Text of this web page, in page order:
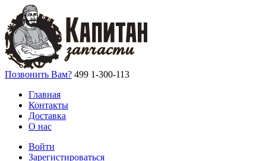
Позвонить Вам? 499 1-300-113
Главная
Контакты
Доставка
О нас
Войти
Зарегистироваться